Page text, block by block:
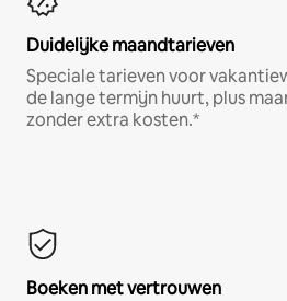
Duidelijke maandtarieven
Speciale tarieven voor
de lange termijn huurt, plus
zonder extra kosten.*
Boeken met vertrouwen